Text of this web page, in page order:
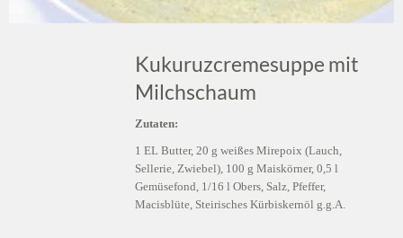
Kukuruzcremesuppe mit
Milchschaum
Zutaten:
1 EL Butter, 20 g weißes Mirepoix (Lauch,
Sellerie, Zwiebel), 100 g Maiskörner, 0,5 l
Gemüsefond, 1/16 l Obers, Salz, Pfeffer,
Macisblüte, Steirisches Kürbiskernöl g.g.A.